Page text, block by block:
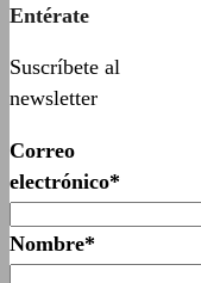
Entérate
Suscríbete al
newsletter
Correo
electrónico*
Nombre*